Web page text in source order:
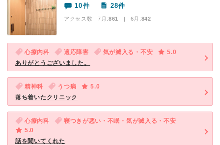
10件 28件
アクセス数 7月:861 | 6月:842
心療内科 適応障害 気が滅入る・不安
5.0
ありがとうございました。
精神科 うつ病
5.0
落ち着いたクリニック
心療内科
寝つきが悪い・不眠・気が滅入る・不安
5.0
話を聞いてくれた